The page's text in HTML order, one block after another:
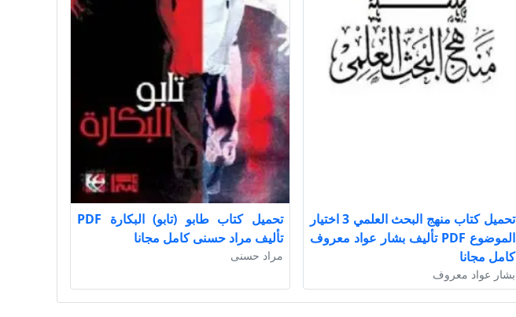
تحميل كتاب منهج البحث العلمي 3 اختيار
الموضوع PDF تأليف بشار عواد معروف
كامل مجانا
بشار عواد معروف
تحميل كتاب طابو (تابو) البكارة PDF
تأليف مراد حسنى كامل مجانا
مراد حسنى